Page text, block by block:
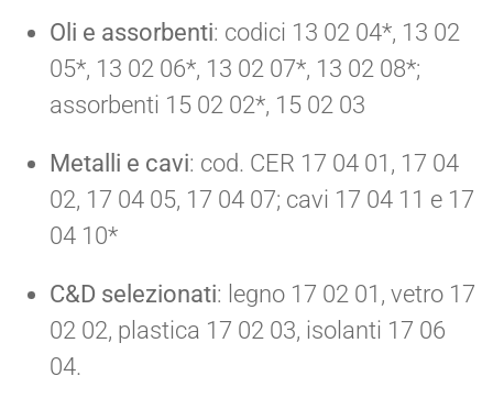
Oli e assorbenti: codici 13 02 04*, 13 02
05*, 13 02 06*, 13 02 07*, 13 02 08*;
assorbenti 15 02 02*, 15 02 03
Metalli e cavi: cod. CER 17 04 01, 17 04
02, 17 04 05, 17 04 07; cavi 17 04 11 e 17
04 10*
C&D selezionati: legno 17 02 01, vetro 17
02 02, plastica 17 02 03, isolanti 17 06
04.